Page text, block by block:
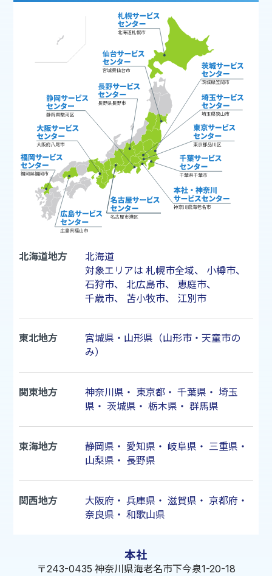
北海道地方
北海道
対象エリアは 札幌市全域、 小樽市、
石狩市、 北広島市、 恵庭市、
千歳市、 苫小牧市、 江別市
東北地方
宮城県・山形県（山形市・天童市の
み）
関東地方 神奈川県 ・ 東京都・ 千葉県 ・ 埼玉
県 ・ 茨城県 ・ 栃木県 ・ 群馬県
東海地方 静岡県 ・ 愛知県 ・ 岐阜県 ・ 三重県 ・
山梨県 ・ 長野県
関西地方 大阪府 ・ 兵庫県 ・ 滋賀県 ・ 京都府 ・
奈良県 ・ 和歌山県
本社
〒243-0435 神奈川県海老名市下今泉1-20-18